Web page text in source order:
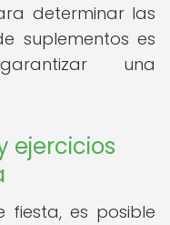
determinar las
suplementos es
una
ejercicios
fiesta, es posible